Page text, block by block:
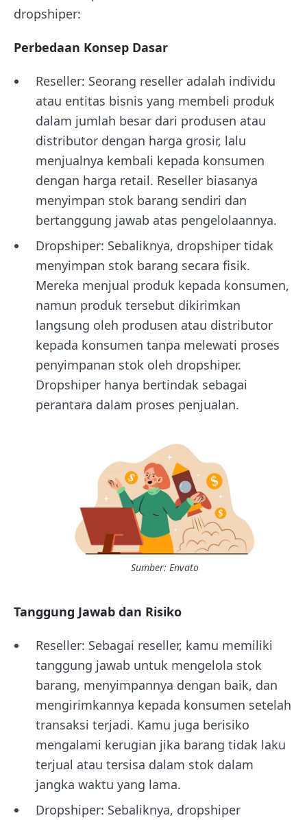
dropshiper:
Perbedaan Konsep Dasar
Reseller: Seorang reseller adalah individu
atau entitas bisnis yang membeli produk
dalam jumlah besar dari produsen atau
distributor dengan harga grosir, lalu
menjualnya kembali kepada konsumen
dengan harga retail. Reseller biasanya
menyimpan stok barang sendiri dan
bertanggung jawab atas pengelolaannya.
Dropshiper: Sebaliknya, dropshiper tidak
menyimpan stok barang secara fisik.
Mereka menjual produk kepada konsumen,
namun produk tersebut dikirimkan
langsung oleh produsen atau distributor
kepada konsumen tanpa melewati proses
penyimpanan stok oleh dropshiper.
Dropshiper hanya bertindak sebagai
perantara dalam proses penjualan.
Sumber: Envato
Tanggung Jawab dan Risiko
Reseller: Sebagai reseller, kamu memiliki
tanggung jawab untuk mengelola stok
barang, menyimpannya dengan baik, dan
mengirimkannya kepada konsumen setelah
transaksi terjadi. Kamu juga berisiko
mengalami kerugian jika barang tidak laku
terjual atau tersisa dalam stok dalam
jangka waktu yang lama.
Dropshiper: Sebaliknya, dropshiper